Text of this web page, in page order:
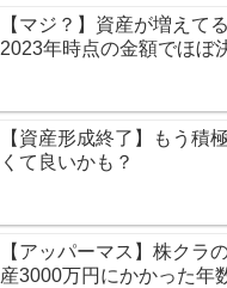
【マジ？】資産が増えて
2023年時点の金額でほぼ
【資産形成終了】もう積
くて良いかも？
【アッパーマス】株クラ
産3000万円にかかった年